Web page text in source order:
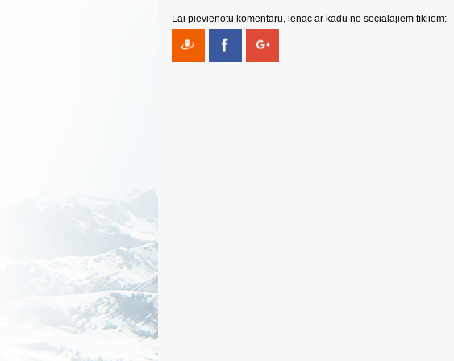
Lai pievienotu komentāru, ienāc ar kādu no sociālajiem tīkliem: